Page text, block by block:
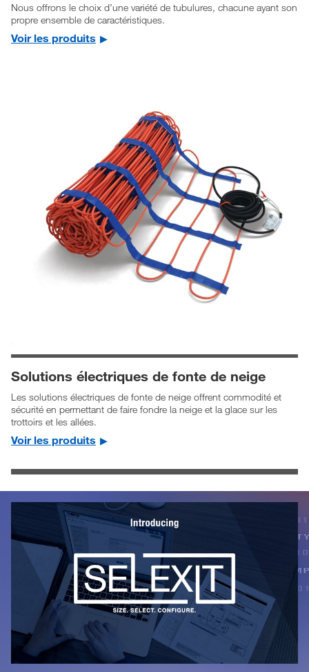
Nous offrons le choix d’une variété de tubulures, chacune ayant son
propre ensemble de caractéristiques.
Voir les produits
Solutions électriques de fonte de neige
Les solutions électriques de fonte de neige offrent commodité et
sécurité en permettant de faire fondre la neige et la glace sur les
trottoirs et les allées.
Voir les produits